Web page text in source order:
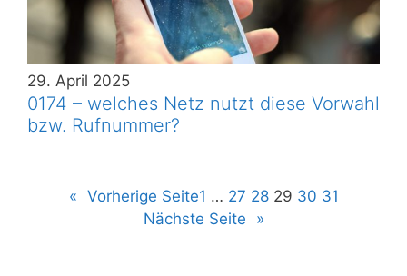
29. April 2025
0174 – welches Netz nutzt diese Vorwahl
bzw. Rufnummer?
« Vorherige Seite1 … 27 28 29 30 31
Nächste Seite
»